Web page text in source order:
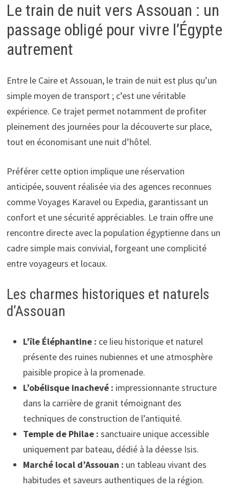
Le train de nuit vers Assouan : un
passage obligé pour vivre l’Égypte
autrement
Entre le Caire et Assouan, le train de nuit est plus qu’un
simple moyen de transport ; c’est une véritable
expérience. Ce trajet permet notamment de profiter
pleinement des journées pour la découverte sur place,
tout en économisant une nuit d’hôtel.
Préférer cette option implique une réservation
anticipée, souvent réalisée via des agences reconnues
comme Voyages Karavel ou Expedia, garantissant un
confort et une sécurité appréciables. Le train offre une
rencontre directe avec la population égyptienne dans un
cadre simple mais convivial, forgeant une complicité
entre voyageurs et locaux.
Les charmes historiques et naturels
d’Assouan
L’île Éléphantine : ce lieu historique et naturel
présente des ruines nubiennes et une atmosphère
paisible propice à la promenade.
L’obélisque inachevé : impressionnante structure
dans la carrière de granit témoignant des
techniques de construction de l’antiquité.
Temple de Philae : sanctuaire unique accessible
uniquement par bateau, dédié à la déesse Isis.
Marché local d’Assouan : un tableau vivant des
habitudes et saveurs authentiques de la région.